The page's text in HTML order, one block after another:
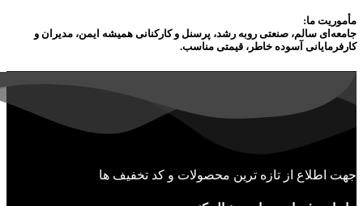
مأموریت ما:
جامعه‌ای سالم، صنعتی روبه رشد، پرسنل و کارکنانی همیشه ایمن، مدیران و
کارفرمایانی آسوده خاطر، قیمتی مناسب.
جهت اطلاع از تازه ترین محصولات و کد تخفیف ها